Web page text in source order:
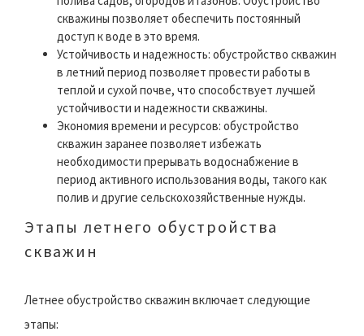
скважины позволяет обеспечить постоянный
доступ к воде в это время.
Устойчивость и надежность: обустройство скважин
в летний период позволяет провести работы в
теплой и сухой почве, что способствует лучшей
устойчивости и надежности скважины.
Экономия времени и ресурсов: обустройство
скважин заранее позволяет избежать
необходимости прерывать водоснабжение в
период активного использования воды, такого как
полив и другие сельскохозяйственные нужды.
Этапы летнего обустройства
скважин
Летнее обустройство скважин включает следующие
этапы: